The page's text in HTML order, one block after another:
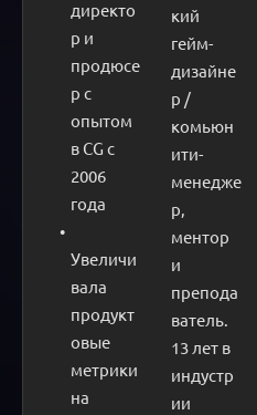
директо
р и
продюсе
р с
опытом
в CG с
2006
года
Увеличи
вала
продукт
овые
метрики
на
кий
гейм-
дизайне
р /
комьюн
ити-
менедже
р,
ментор
и
препода
ватель.
13 лет в
индустр
ии